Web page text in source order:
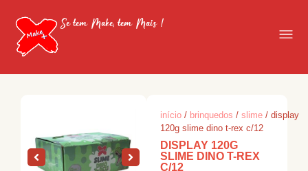
Se tem Make, tem Mais !
início / brinquedos /slime / display
120g slime dino t-rex c/12
DISPLAY 120G
SLIME DINO T-REX
C/12